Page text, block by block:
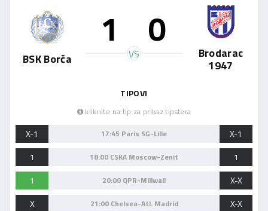
BSK Borča
1 0
VS Brodarac
1947
TIPOVI
kliknite na tip za prikaz tipstera
X-1 17:45 Paris SG-Lille
X-1
1
18:00 CSKA Moscow-Zenit
1
1
20:00 QPR-Millwall
X-X
X
21:00 Chelsea-Atl. Madrid X-X